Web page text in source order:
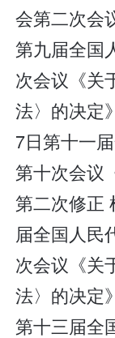
会第二次会
第九届全国
次会议《关
法〉的决定
7日第十一
第十次会议
第二次修正
届全国人民
次会议《关
法〉的决定
第十三届全